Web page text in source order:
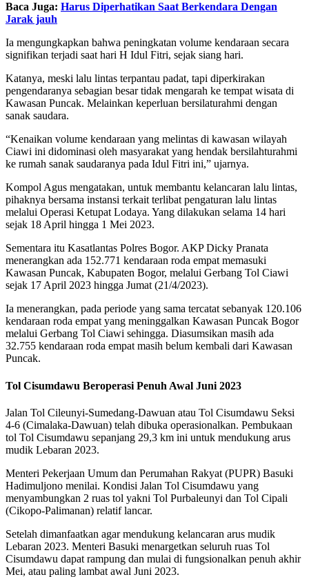
Baca Juga: Harus Diperhatikan Saat Berkendara Dengan
Jarak jauh
Ia mengungkapkan bahwa peningkatan volume kendaraan secara
signifikan terjadi saat hari H Idul Fitri, sejak siang hari.
Katanya, meski lalu lintas terpantau padat, tapi diperkirakan
pengendaranya sebagian besar tidak mengarah ke tempat wisata di
Kawasan Puncak. Melainkan keperluan bersilaturahmi dengan
sanak saudara.
“Kenaikan volume kendaraan yang melintas di kawasan wilayah
Ciawi ini didominasi oleh masyarakat yang hendak bersilahturahmi
ke rumah sanak saudaranya pada Idul Fitri ini,” ujarnya.
Kompol Agus mengatakan, untuk membantu kelancaran lalu lintas,
pihaknya bersama instansi terkait terlibat pengaturan lalu lintas
melalui Operasi Ketupat Lodaya. Yang dilakukan selama 14 hari
sejak 18 April hingga 1 Mei 2023.
Sementara itu Kasatlantas Polres Bogor. AKP Dicky Pranata
menerangkan ada 152.771 kendaraan roda empat memasuki
Kawasan Puncak, Kabupaten Bogor, melalui Gerbang Tol Ciawi
sejak 17 April 2023 hingga Jumat (21/4/2023).
Ia menerangkan, pada periode yang sama tercatat sebanyak 120.106
kendaraan roda empat yang meninggalkan Kawasan Puncak Bogor
melalui Gerbang Tol Ciawi sehingga. Diasumsikan masih ada
32.755 kendaraan roda empat masih belum kembali dari Kawasan
Puncak.
Tol Cisumdawu Beroperasi Penuh Awal Juni 2023
Jalan Tol Cileunyi-Sumedang-Dawuan atau Tol Cisumdawu Seksi
4-6 (Cimalaka-Dawuan) telah dibuka operasionalkan. Pembukaan
tol Tol Cisumdawu sepanjang 29,3 km ini untuk mendukung arus
mudik Lebaran 2023.
Menteri Pekerjaan Umum dan Perumahan Rakyat (PUPR) Basuki
Hadimuljono menilai. Kondisi Jalan Tol Cisumdawu yang
menyambungkan 2 ruas tol yakni Tol Purbaleunyi dan Tol Cipali
(Cikopo-Palimanan) relatif lancar.
Setelah dimanfaatkan agar mendukung kelancaran arus mudik
Lebaran 2023. Menteri Basuki menargetkan seluruh ruas Tol
Cisumdawu dapat rampung dan mulai di fungsionalkan penuh akhir
Mei, atau paling lambat awal Juni 2023.